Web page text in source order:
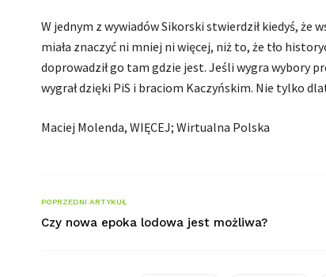
W jednym z wywiadów Sikorski stwierdził kiedyś,
miała znaczyć ni mniej ni więcej, niż to, że tło
doprowadził go tam gdzie jest. Jeśli wygra wybory
wygrał dzięki PiS i braciom Kaczyńskim. Nie tylko
Maciej Molenda, WIĘCEJ; Wirtualna Polska
POPRZEDNI ARTYKUŁ
Czy nowa epoka lodowa jest możliwa?